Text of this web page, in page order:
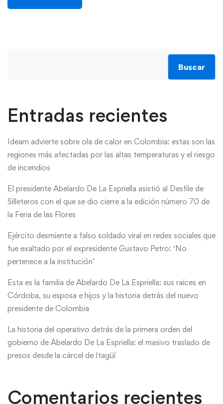
Buscar
Entradas recientes
Ideam advierte sobre ola de calor en Colombia: estas son las
regiones más afectadas por las altas temperaturas y el riesgo
de incendios
El presidente Abelardo De La Espriella asistió al Desfile de
Silleteros con el que se dio cierre a la edición número 70 de
la Feria de las Flores
Ejército desmiente a falso soldado viral en redes sociales que
fue exaltado por el expresidente Gustavo Petro: ‘No
pertenece a la institución’
Esta es la familia de Abelardo De La Espriella: sus raíces en
Córdoba, su esposa e hijos y la historia detrás del nuevo
presidente de Colombia
La historia del operativo detrás de la primera orden del
gobierno de Abelardo De La Espriella: el masivo traslado de
presos desde la cárcel de Itagüí
Comentarios recientes